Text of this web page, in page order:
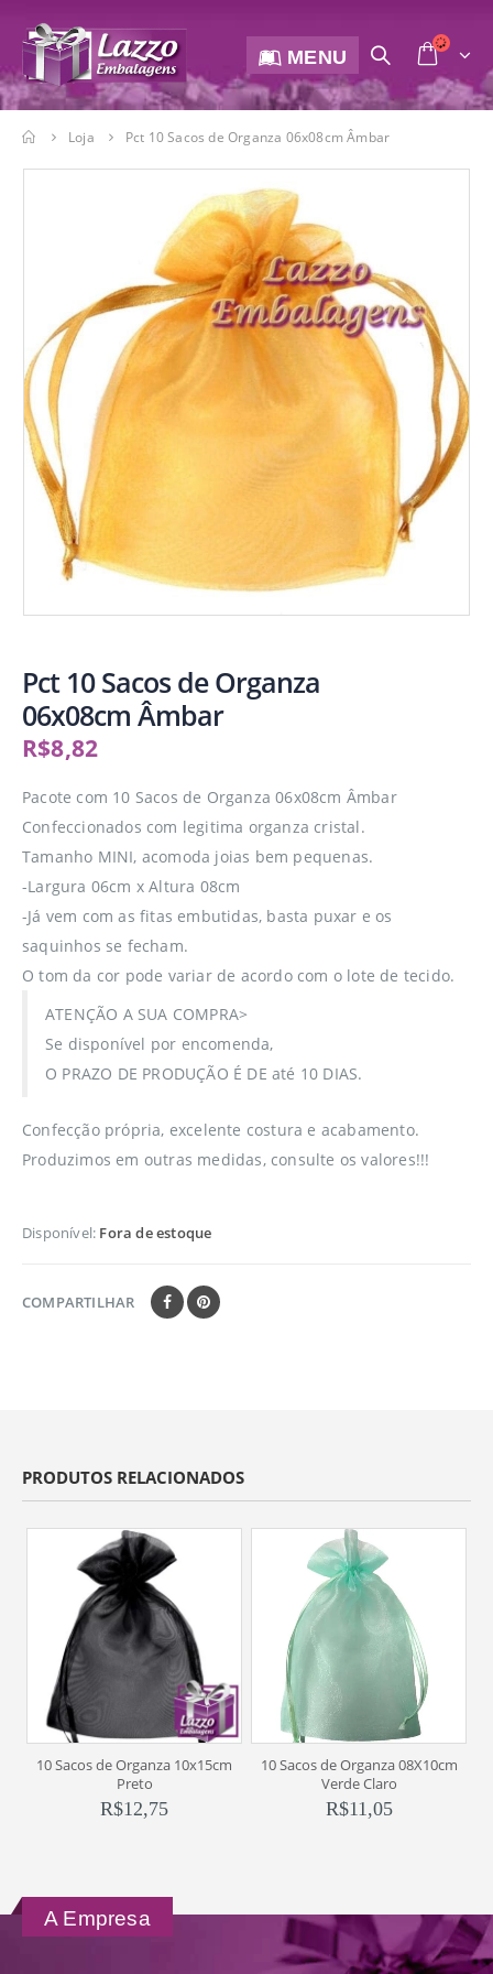
MENU
Loja Pct 10 Sacos de Organza 06x08cm Âmbar
Pct 10 Sacos de Organza
06x08cm Âmbar
R$8,82
Pacote com 10 Sacos de Organza 06x08cm Âmbar
Confeccionados com legitima organza cristal.
Tamanho MINI, acomoda joias bem pequenas.
-Largura 06cm x Altura 08cm
-Já vem com as fitas embutidas, basta puxar e os
saquinhos se fecham.
O tom da cor pode variar de acordo com o lote de tecido.
ATENÇÃO A SUA COMPRA>
Se disponível por encomenda,
O PRAZO DE PRODUÇÃO É DE até 10 DIAS.
Confecção própria, excelente costura e acabamento.
Produzimos em outras medidas, consulte os valores!!!
Disponível: Fora de estoque
COMPARTILHAR
PRODUTOS RELACIONADOS
10 Sacos de Organza 10x15cm
Preto
R$12,75
10 Sacos de Organza 08X10cm
Verde Claro
R$11,05
A Empresa